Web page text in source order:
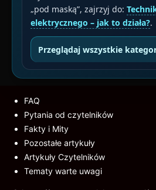
„pod maską”, zajrzyj do:
elektrycznego – jak to działa?.
Przeglądaj wszystkie
FAQ
Pytania od czytelników
Fakty i Mity
Pozostałe artykuły
Artykuły Czytelników
Tematy warte uwagi